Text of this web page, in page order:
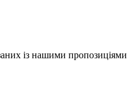
із нашими пропозиціями